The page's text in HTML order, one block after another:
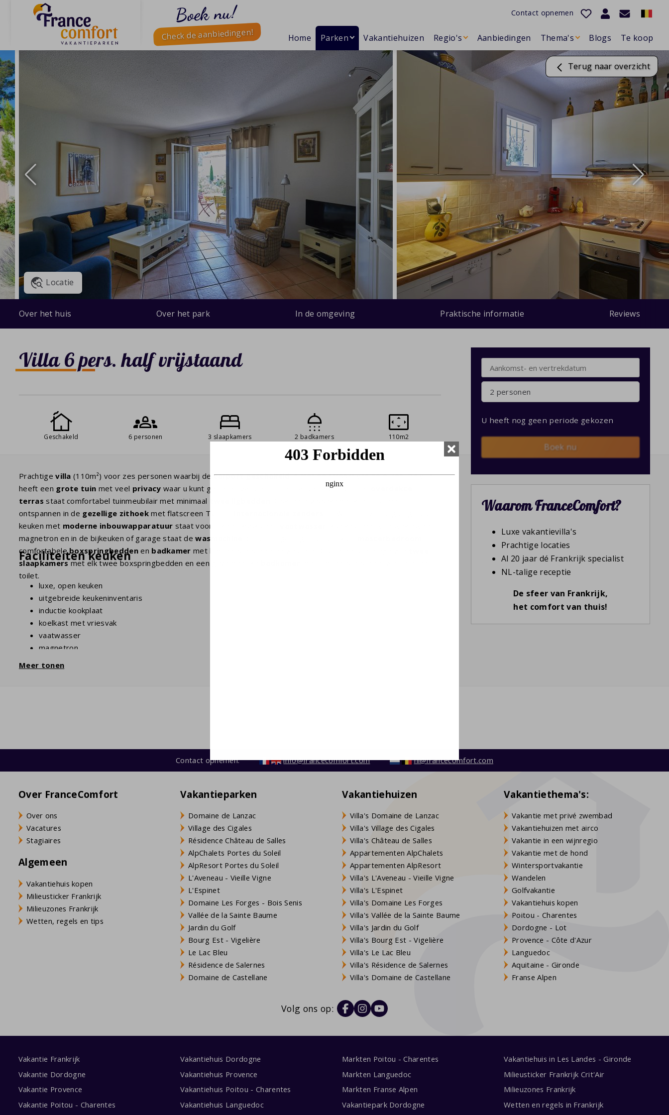
Boek nu!
Check de aanbiedingen!
Contact opnemen
Home Parken Vakantiehuizen Regio's Aanbiedingen Thema's Blogs Te koop
Terug naar overzicht
Locatie
Over het huis Over het park In de omgeving Praktische informatie Reviews
Villa 6 pers. half vrijstaand
Geschakeld 6 personen 3 slaapkamers 2 badkamers 110m2
Prachtigevilla (110m²) voor zes personen waarbij de carport geschakeldis met de carport van de buren. De villa
heeft een grote tuin met veel privacy waar u kunt genieten van de mooie Franse natuur. Op het
terras staat comfortabel tuinmeubilair met minimaal
ontspannen in de gezellige zithoekmet flatscreen TV met
keuken met moderne inbouwapparatuur staat voor u klaar: kookplaat,
magnetron en in de bijkeuken of garage staat dewasmachine
comfortabeleboxspringbeddenen badkamer met bad en/of douche en wastafel. Op de eerste etage zijn
slaapkamersmet elk twee boxspringbedden en een gezamenlijke
toilet.
Faciliteiten keuken
luxe, open keuken
uitgebreide keukeninventaris
inductie kookplaat
koelkast met vriesvak
vaatwasser
magnetron
koffiezetapparaat (filtermaling + Nespresso)
Meer tonen
2 personen
U heeft nog geen periode gekozen
Boek nu
Waarom FranceComfort?
Luxe vakantievilla's
Prachtige locaties
Al 20 jaar dé Frankrijk specialist
NL-talige receptie
De sfeer van Frankrijk,
het comfort van thuis!
Contact opnemen: info@francecomfort.com nl@francecomfort.com
Over FranceComfort
Over ons
Vacatures
Stagiaires
Algemeen
Vakantiehuis kopen
Milieusticker Frankrijk
Milieuzones Frankrijk
Wetten, regels en tips
Vakantieparken
Domaine de Lanzac
Village des Cigales
Résidence Château de Salles
AlpChalets Portes du Soleil
AlpResort Portes du Soleil
L'Aveneau - Vieille Vigne
L'Espinet
Domaine Les Forges - Bois Senis
Vallée de la Sainte Baume
Jardin du Golf
Bourg Est - Vigelière
Le Lac Bleu
Résidence de Salernes
Domaine de Castellane
Vakantiehuizen
Villa's Domaine de Lanzac
Villa's Village des Cigales
Villa's Château de Salles
Appartementen AlpChalets
Appartementen AlpResort
Villa's L'Aveneau - Vieille Vigne
Villa's L'Espinet
Villa's Domaine Les Forges
Villa's Vallée de la Sainte Baume
Villa's Jardin du Golf
Villa's Bourg Est - Vigelière
Villa's Le Lac Bleu
Villa's Résidence de Salernes
Villa's Domaine de Castellane
Vakantiethema's:
Vakantie met privé zwembad
Vakantiehuizen met airco
Vakantie in een wijnregio
Vakantie met de hond
Wintersportvakantie
Wandelen
Golfvakantie
Vakantiehuis kopen
Poitou - Charentes
Dordogne - Lot
Provence - Côte d'Azur
Languedoc
Aquitaine - Gironde
Franse Alpen
Volg ons op:
Vakantie Frankrijk
Vakantie Dordogne
Vakantie Provence
Vakantie Poitou - Charentes
Vakantiehuis Dordogne
Vakantiehuis Provence
Vakantiehuis Poitou - Charentes
Vakantiehuis Languedoc
Markten Poitou - Charentes
Markten Languedoc
Markten Franse Alpen
Vakantiepark Dordogne
Vakantiehuis in Les Landes - Gironde
Milieusticker Frankrijk Crit'Air
Milieuzones Frankrijk
Wetten en regels in Frankrijk